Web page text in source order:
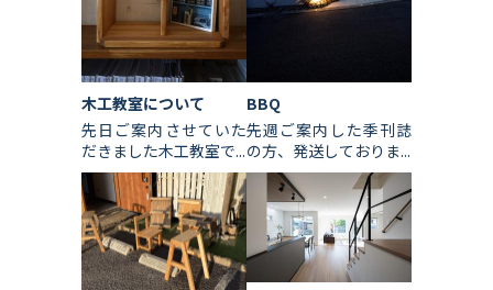
木工教室について
先日ご案内させていた
だきました木工教室で...
BBQ
先週ご案内した季刊誌
の方、発送しておりま...